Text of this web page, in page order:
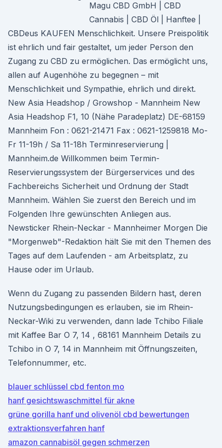
Magu CBD GmbH | CBD
Cannabis | CBD Öl | Hanftee |
CBDeus KAUFEN Menschlichkeit. Unsere Preispolitik
ist ehrlich und fair gestaltet, um jeder Person den
Zugang zu CBD zu ermöglichen. Das ermöglicht uns,
allen auf Augenhöhe zu begegnen – mit
Menschlichkeit und Sympathie, ehrlich und direkt.
New Asia Headshop / Growshop - Mannheim New
Asia Headshop F1, 10 (Nähe Paradeplatz) DE-68159
Mannheim Fon : 0621-21471 Fax : 0621-1259818 Mo-
Fr 11-19h / Sa 11-18h Terminreservierung |
Mannheim.de Willkommen beim Termin-
Reservierungssystem der Bürgerservices und des
Fachbereichs Sicherheit und Ordnung der Stadt
Mannheim. Wählen Sie zuerst den Bereich und im
Folgenden Ihre gewünschten Anliegen aus.
Newsticker Rhein-Neckar - Mannheimer Morgen Die
"Morgenweb"-Redaktion hält Sie mit den Themen des
Tages auf dem Laufenden - am Arbeitsplatz, zu
Hause oder im Urlaub.
Wenn du Zugang zu passenden Bildern hast, deren
Nutzungsbedingungen es erlauben, sie im Rhein-
Neckar-Wiki zu verwenden, dann lade Tchibo Filiale
mit Kaffee Bar O 7, 14 , 68161 Mannheim Details zu
Tchibo in O 7, 14 in Mannheim mit Öffnungszeiten,
Telefonnummer, etc.
blauer schlüssel cbd fenton mo
hanf gesichtswaschmittel für akne
grüne gorilla hanf und olivenöl cbd bewertungen
extraktionsverfahren hanf
amazon cannabisöl gegen schmerzen